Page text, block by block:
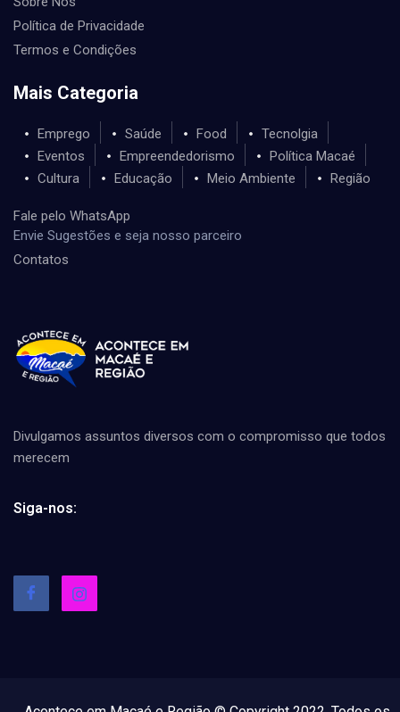
Política de Privacidade
Termos e Condições
Mais Categoria
Emprego Saúde Food
Tecnolgia
Eventos
Empreendedorismo
Política Macaé
Cultura
Educação Meio Ambiente Região
Fale pelo WhatsApp
Envie Sugestões e seja nosso parceiro
Contatos
Divulgamos assuntos diversos com o compromisso que todos
merecem
Siga-nos: